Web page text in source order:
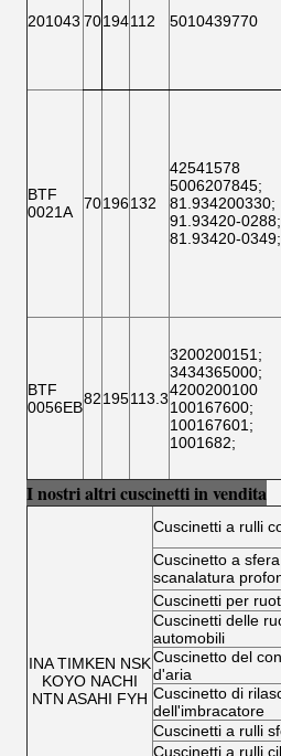
201043 70194112 5010439770
BTF
0021A
70196132
42541578
5006207845;
81.934200330;
91.93420-0288;
81.93420-0349;
BTF
0056EB82195113.3
3200200151 ;
3434365000;
4200200100
100167600;
100167601 ;
1001682;
I nostri altri cuscinetti in vendita
INA TIMKEN NSK
KOYO NACHI
NTN ASAHI FYH
Cuscinetti a rulli
Cuscinetto a
scanalatura
Cuscinetti per
Cuscinetti delle
automobili
Cuscinetto del
d'aria
Cuscinetto di
dell'imbracatore
Cuscinetti a rulli
Cuscinetti a rulli